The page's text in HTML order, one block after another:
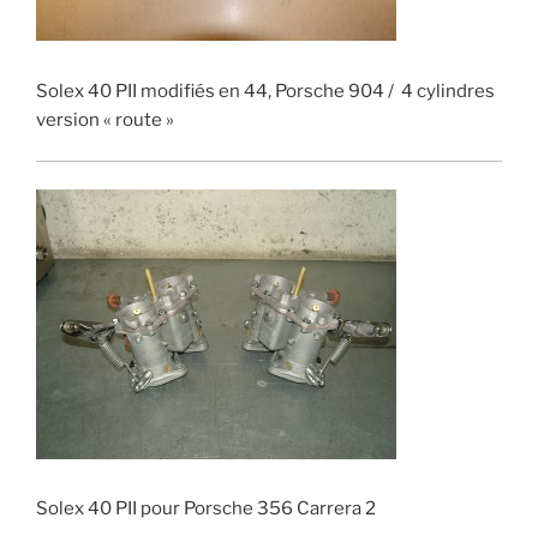
Solex 40 PII modifiés en 44, Porsche 904 / 4 cylindres
version « route »
Solex 40 PII pour Porsche 356 Carrera 2